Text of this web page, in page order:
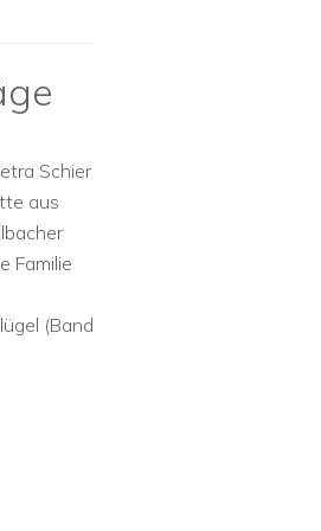
Schier
aus
Familie
(Band